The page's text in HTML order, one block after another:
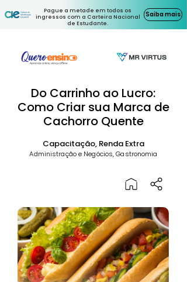
Pague a metade em todos os
ingressos com a Carteira Nacional
de Estudante.
Saiba mais
Do Carrinho ao Lucro:
Como Criar sua Marca de
Cachorro Quente
Capacitação, Renda Extra
Administração e Negócios, Gastronomia